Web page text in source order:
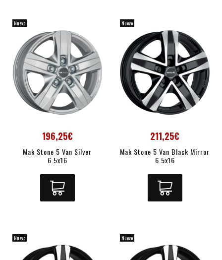
Nuevo
196,25€
Mak Stone 5 Van Silver
6.5x16
Nuevo
211,25€
Mak Stone 5 Van Black Mirror
6.5x16
Nuevo Nuevo